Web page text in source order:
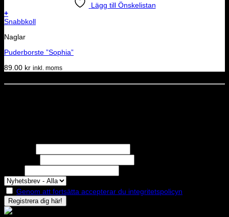
Lägg till Önskelistan
+
Snabbkoll
Naglar
Puderborste ”Sophia”
89.00 kr inkl. moms
Genom att fortsätta accepterar du integritetspolicyn